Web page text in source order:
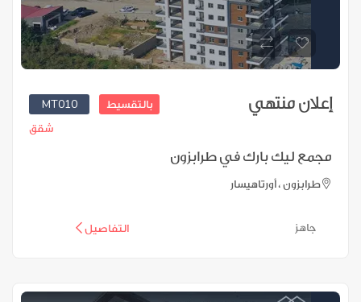
MT010 بالتقسيط إعلان منتهي
شقق
مجمع ليك بارك في طرابزون
طرابزون ، أورتاهيسار
التفاصيل